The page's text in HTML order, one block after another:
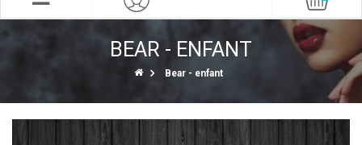
BEAR - ENFANT
Bear - enfant